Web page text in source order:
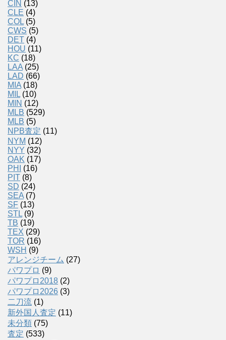
CIN (13)
CLE (4)
COL (5)
CWS (5)
DET (4)
HOU (11)
KC (18)
LAA (25)
LAD (66)
MIA (18)
MIL (10)
MIN (12)
MLB (529)
MLB (5)
NPB査定 (11)
NYM (12)
NYY (32)
OAK (17)
PHI
(16)
PIT (8)
SD (24)
SEA (7)
SF (13)
STL (9)
TB (19)
TEX (29)
TOR (16)
WSH (9)
アレンジチーム (27)
パワプロ (9)
パワプロ2018 (2)
パワプロ2026 (3)
二刀流 (1)
新外国人査定 (11)
未分類 (75)
査定 (533)